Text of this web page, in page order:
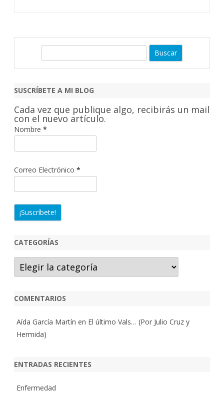
c
r
SUSCRÍBETE A MI BLOG
Cada vez que publique algo, recibirás un mail
con el nuevo artículo.
Nombre *
Correo Electrónico *
CATEGORÍAS
Categorías
COMENTARIOS
Aída García Martín en El último Vals… (Por Julio Cruz y
Hermida)
ENTRADAS RECIENTES
Enfermedad